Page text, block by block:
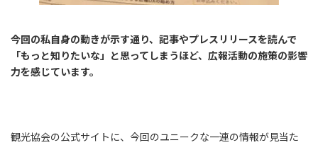
今回の私自身の動きが示す通り、記事やプレスリリースを読んで
「もっと知りたいな」と思ってしまうほど、広報活動の施策の影響
力を感じています。
観光協会の公式サイトに、今回のユニークな一連の情報が見当た